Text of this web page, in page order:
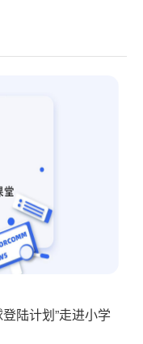
陆计划”走进小学